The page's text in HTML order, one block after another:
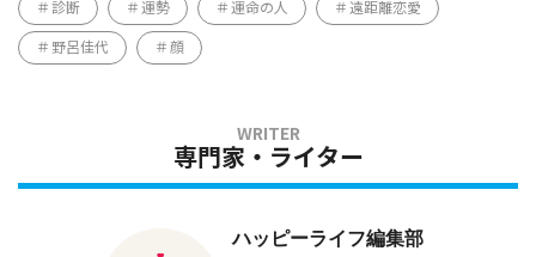
診断 運勢 運命の人 遠距離恋愛
野呂佳代 顔
専門家・ライター
ハッピーライフ編集部